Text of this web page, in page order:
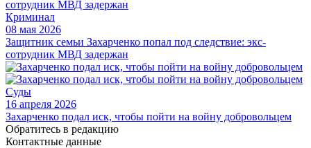
Криминал
08 мая 2026
Защитник семьи Захарченко попал под следствие: экс-
сотрудник МВД задержан
Суды
16 апреля 2026
Захарченко подал иск, чтобы пойти на войну добровольцем
Обратитесь в редакцию
Контактные данные